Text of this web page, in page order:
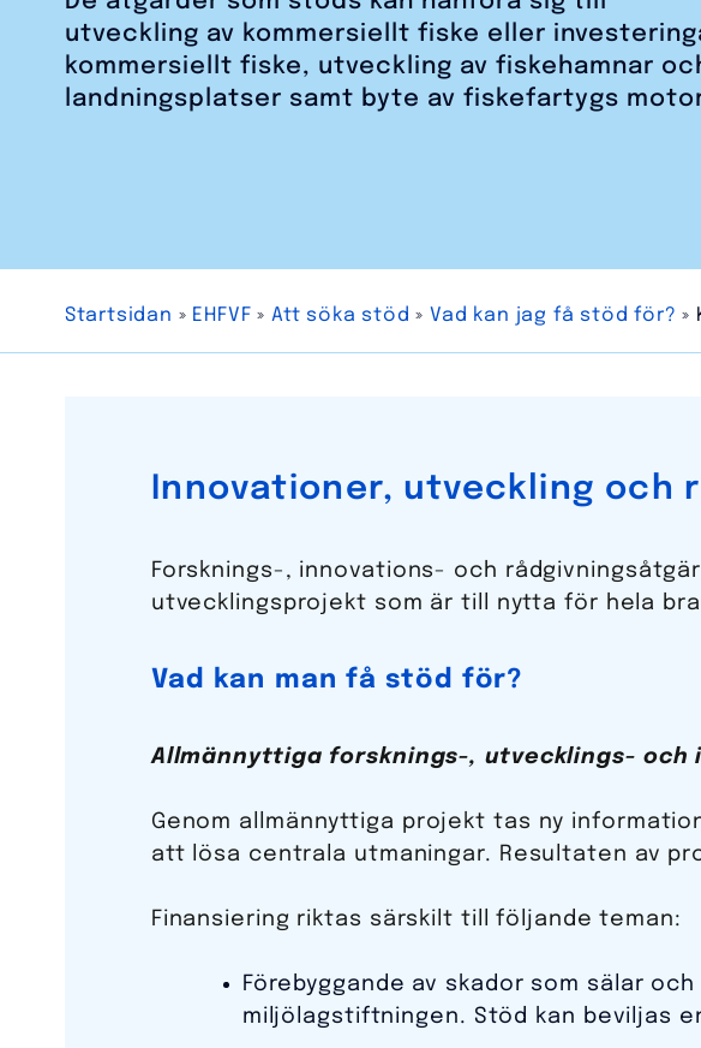
Startsidan » EHFVF »Att söka stöd » Vad kan jag få stöd för? »
utveckling av kommersiellt fiske eller
kommersiellt fiske, utveckling av fiskehamnar
landningsplatser samt byte av fiskefartygs
Innovationer, utveckling och
Forsknings-, innovations- och
utvecklingsprojekt som är till nytta för hela
Vad kan man få stöd för?
Allmännyttiga forsknings-, utvecklings- och
Genom allmännyttiga projekt tas ny
att lösa centrala utmaningar. Resultaten av
Finansiering riktas särskilt till följande teman:
Förebyggande av skador som sälar
miljölagstiftningen. Stöd kan beviljas